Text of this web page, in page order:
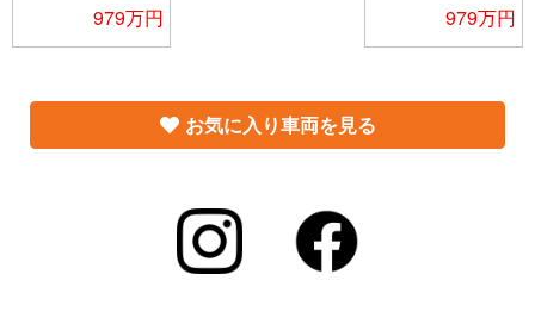
979万円
979万円
お気に入り車両を見る